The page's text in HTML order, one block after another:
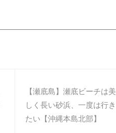
【瀬底島】瀬底ビーチは美
しく長い砂浜、一度は行き
たい【沖縄本島北部】